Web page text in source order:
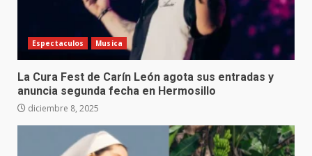
Espectaculos Musica
La Cura Fest de Carín León agota sus entradas y
anuncia segunda fecha en Hermosillo
diciembre 8, 2025